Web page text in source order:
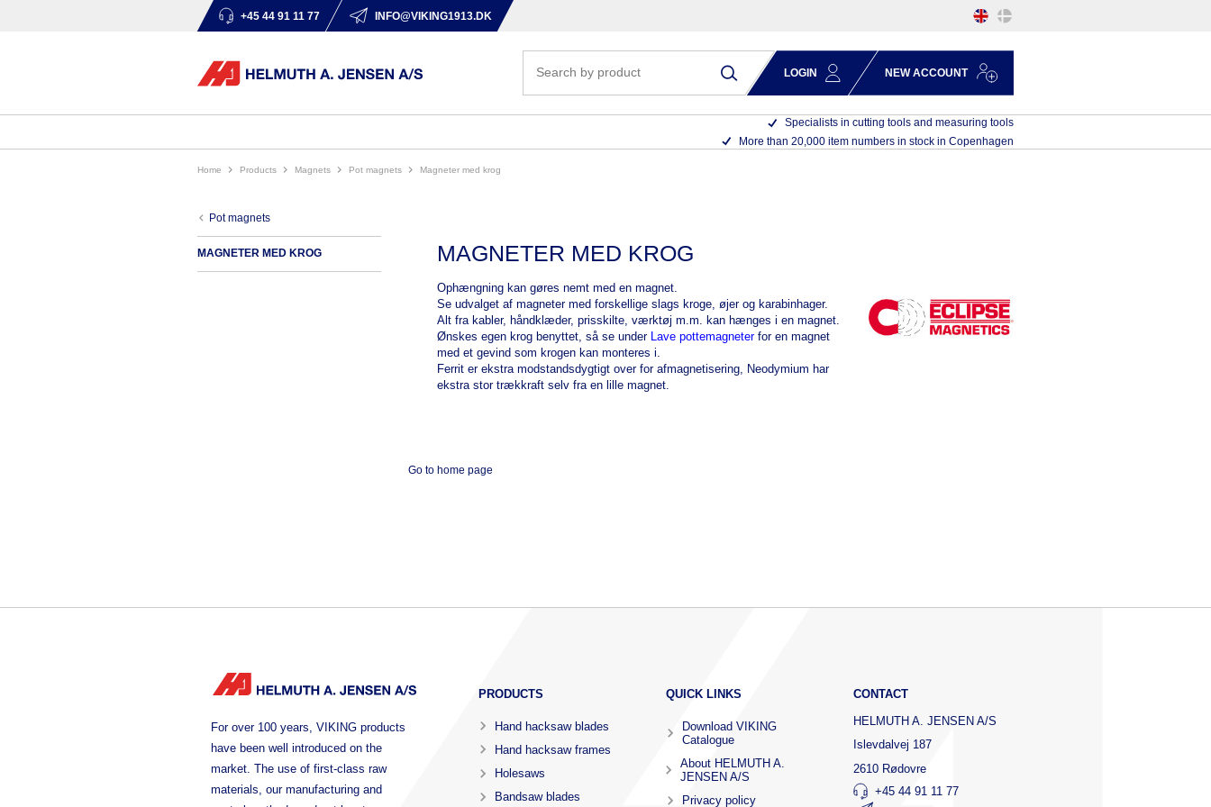
+45 44 91 11 77 INFO@VIKING1913.DK
LOGIN NEW ACCOUNT
Specialists in cutting tools and measuring tools
More than 20,000 item numbers in stock in Copenhagen
Home products magnets pot magnets magneter med krog
pot magnets
MAGNETER MED KROG MAGNETER MED KROG
Ophængning kan gøres nemt med en magnet.
Se udvalget af magneter med forskellige slags kroge, øjer og karabinhager.
Alt fra kabler, håndklæder, prisskilte, værktøj m.m. kan hænges i en magnet.
Ønskes egen krog benyttet, så se under
Lave pottemagneter for en magnet
med et gevind som krogen kan monteres i.
Ferrit er ekstra modstandsdygtigt over for afmagnetisering, Neodymium har
ekstra stor trækkraft selv fra en lille magnet.
Go to home page
For over 100 years, VIKING products
have been well introduced on the
market. The use of first-class raw
materials, our manufacturing and
PRODUCTS
Hand hacksaw blades
Hand hacksaw frames
Holesaws
Bandsaw blades
QUICK LINKS
Download VIKING
Catalogue
About HELMUTH A.
JENSEN A/S
Privacy policy
CONTACT
HELMUTH A. JENSEN A/S
Islevdalvej 187
2610 Rødovre
+45 44 91 11 77